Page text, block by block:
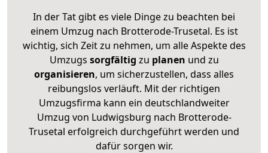
In der Tat gibt es viele Dinge zu beachten bei
einem Umzug nach Brotterode-Trusetal. Es ist
wichtig, sich Zeit zu nehmen, um alle Aspekte des
Umzugs sorgfältig zu planen und zu
organisieren, um sicherzustellen, dass alles
reibungslos verläuft. Mit der richtigen
Umzugsfirma kann ein deutschlandweiter
Umzug von Ludwigsburg nach Brotterode-
Trusetal erfolgreich durchgeführt werden und
dafür sorgen wir.